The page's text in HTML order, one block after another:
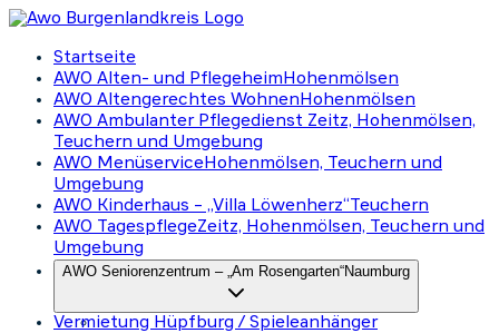
Startseite
AWO Alten- und Pflegeheim Hohenmölsen
AWO Altengerechtes Wohnen Hohenmölsen
AWO Ambulanter Pflegedienst Zeitz, Hohenmölsen,
Teuchern und Umgebung
AWO MenüserviceHohenmölsen, Teuchern und
Umgebung
AWO Kinderhaus – „Villa Löwenherz“Teuchern
AWO TagespflegeZeitz, Hohenmölsen, Teuchern und
Umgebung
AWO Seniorenzentrum – „Am Rosengarten“Naumburg
Vermietung Hüpfburg / Spieleanhänger